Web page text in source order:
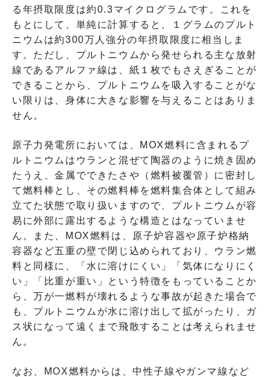
る年摂取限度は約0.3マイクログラムです。これを
もとにして、単純に計算すると、１グラムのプルト
ニウムは約300万人強分の年摂取限度に相当しま
す。ただし、プルトニウムから発せられる主な放射
線であるアルファ線は、紙１枚でもさえぎることが
できることから、プルトニウムを吸入することがな
い限りは、身体に大きな影響を与えることはありま
せん。
原子力発電所においては、MOX燃料に含まれるプ
ルトニウムはウランと混ぜて陶器のように焼き固め
たうえ、金属でできたさや（燃料被覆管）に密封し
て燃料棒とし、その燃料棒を燃料集合体として組み
立てた状態で取り扱いますので、プルトニウムが容
易に外部に露出するような構造とはなっていませ
ん。また、MOX燃料は、原子炉容器や原子炉格納
容器など五重の壁で閉じ込められており、ウラン燃
料と同様に、「水に溶けにくい」「気体になりにく
い」「比重が重い」という特徴をもっていることか
ら、万が一燃料が壊れるような事故が起きた場合で
も、プルトニウムが水に溶け出して拡がったり、ガ
ス状になって遠くまで飛散することは考えられませ
ん。
なお、MOX燃料からは、中性子線やガンマ線など